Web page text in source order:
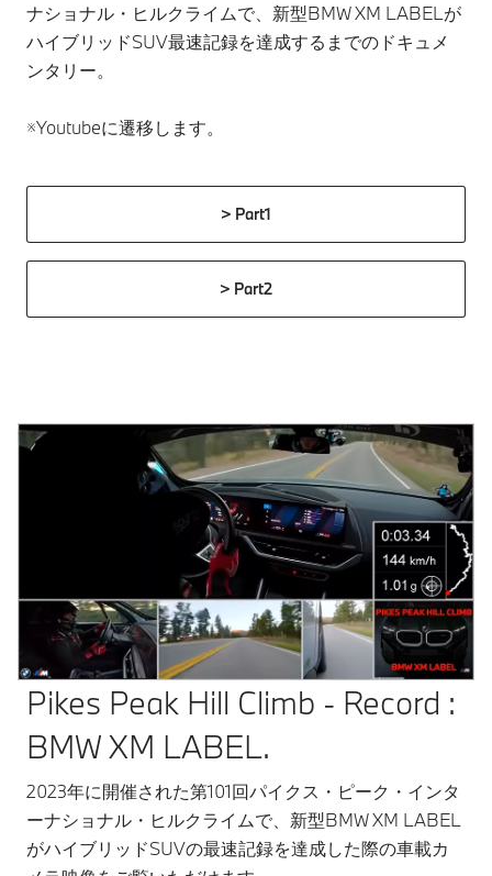
ナショナル・ヒルクライムで、新型BMW XM LABELが
ハイブリッドSUV最速記録を達成するまでのドキュメ
ンタリー。
※Youtubeに遷移します。
> Part1
> Part2
Pikes Peak Hill Climb - Record :
BMW XM LABEL.
2023年に開催された第101回パイクス・ピーク・インタ
ーナショナル・ヒルクライムで、新型BMW XM LABEL
がハイブリッドSUVの最速記録を達成した際の車載カ